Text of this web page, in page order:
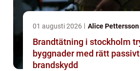
01 augusti 2026 Alice Pettersson
Brandtätning i stockholm tryggare
byggnader med rätt passivt
brandskydd